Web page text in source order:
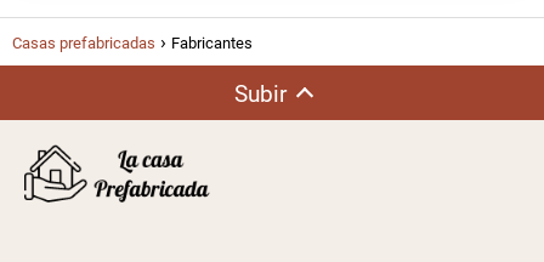
Casas prefabricadas Fabricantes
Subir